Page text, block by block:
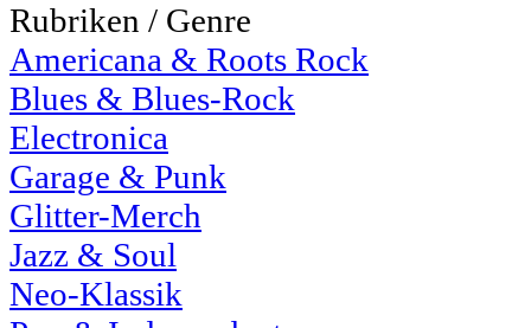
Rubriken / Genre
Americana & Roots Rock
Blues & Blues-Rock
Electronica
Garage & Punk
Glitter-Merch
Jazz & Soul
Neo-Klassik